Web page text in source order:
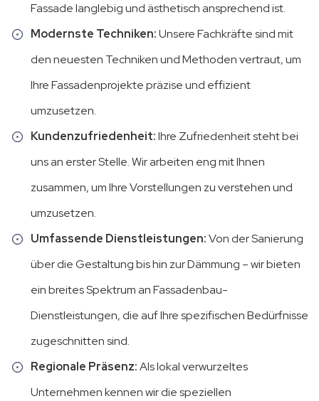
Fassade langlebig und ästhetisch ansprechend ist.
Modernste Techniken:Unsere Fachkräfte sind mit
den neuesten Techniken und Methoden vertraut, um
Ihre Fassadenprojekte präzise und effizient
umzusetzen.
Kundenzufriedenheit:Ihre Zufriedenheit steht bei
uns an erster Stelle. Wir arbeiten eng mit Ihnen
zusammen, um Ihre Vorstellungen zu verstehen und
umzusetzen.
Umfassende Dienstleistungen:Von der Sanierung
über die Gestaltung bis hin zur Dämmung – wir bieten
ein breites Spektrum an Fassadenbau-
Dienstleistungen, die auf Ihre spezifischen Bedürfnisse
zugeschnitten sind.
Regionale Präsenz:Als lokal verwurzeltes
Unternehmen kennen wir die speziellen